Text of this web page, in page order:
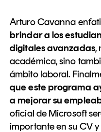
Arturo Cavanna
brindar a los
digitales avanzadas,
académica, sino
ámbito laboral.
que este programa
a mejorar su
oficial de Microsoft
importante en su CV